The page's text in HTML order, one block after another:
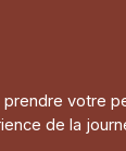
prendre votre
de la